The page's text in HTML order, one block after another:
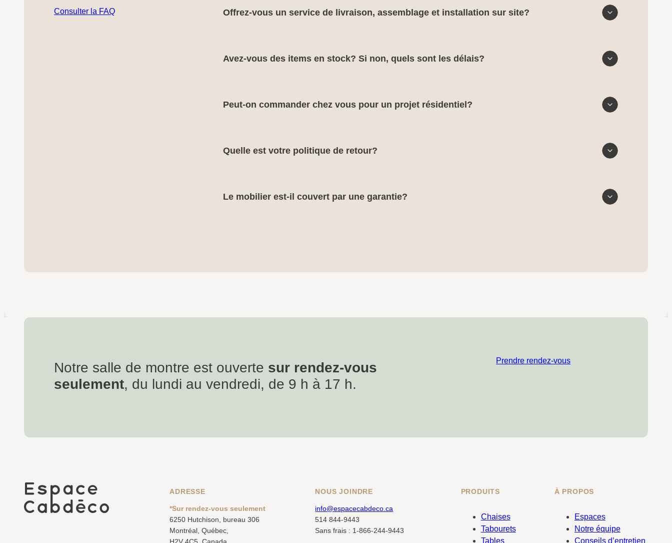
Consulter la FAQ Offrez-vous un service de livraison, assemblage et installation sur site?
Avez-vous des items en stock? Si non, quels sont les délais?
Peut-on commander chez vous pour un projet résidentiel?
Quelle est votre politique de retour?
Le mobilier est-il couvert par une garantie?
Notre salle de montre est ouverte sur rendez-vous
seulement, du lundi au vendredi, de 9 h à 17 h.
Prendre rendez-vous
ADRESSE
*Sur rendez-vous seulement
6250 Hutchison, bureau 306
Montréal, Québec,
NOUS JOINDRE
info@espacecabdeco.ca
514 844-9443
Sans frais : 1-866-244-9443
PRODUITS
Chaises
Tabourets
Tables
À PROPOS
Espaces
Notre équipe
Conseils d’entretien